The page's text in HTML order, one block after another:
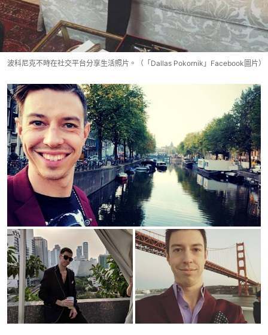
波科尼克不時在社交平台分享生活照片。（「Dallas Pokornik」Facebook圖片）